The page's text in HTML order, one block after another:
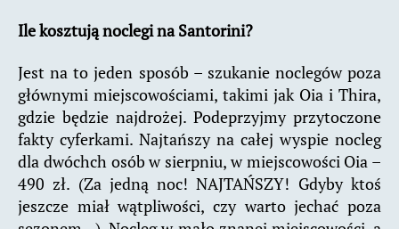
Ile kosztują noclegi na Santorini?
Jest na to jeden sposób – szukanie noclegów poza
głównymi miejscowościami, takimi jak Oia i Thira,
gdzie będzie najdrożej. Podeprzyjmy przytoczone
fakty cyferkami. Najtańszy na całej wyspie nocleg
dla dwóchch osób w sierpniu, w miejscowości Oia –
490 zł. (Za jedną noc! NAJTAŃSZY! Gdyby ktoś
jeszcze miał wątpliwości, czy warto jechać poza